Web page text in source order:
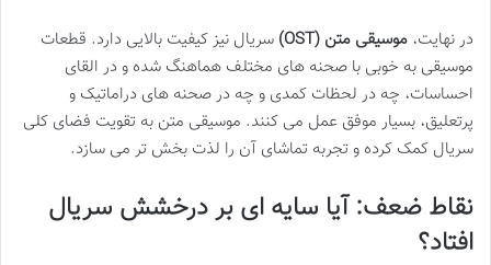
در نهایت، موسیقی متن (OST)
سریال نیز کیفیت بالایی دارد. قطعات
موسیقی به خوبی با صحنه های مختلف هماهنگ شده و در القای
احساسات، چه در لحظات کمدی و چه در صحنه های دراماتیک و
پرتعلیق، بسیار موفق عمل می کنند. موسیقی متن به تقویت فضای کلی
سریال کمک کرده و تجربه تماشای آن را لذت بخش تر می سازد.
نقاط ضعف: آیا سایه ای بر درخشش سریال
افتاد؟